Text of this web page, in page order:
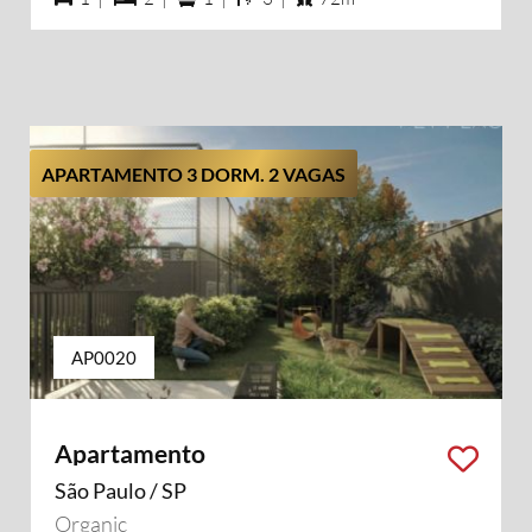
APARTAMENTO 3 DORM. 2 VAGAS
AP0020
Apartamento
São Paulo / SP
Organic